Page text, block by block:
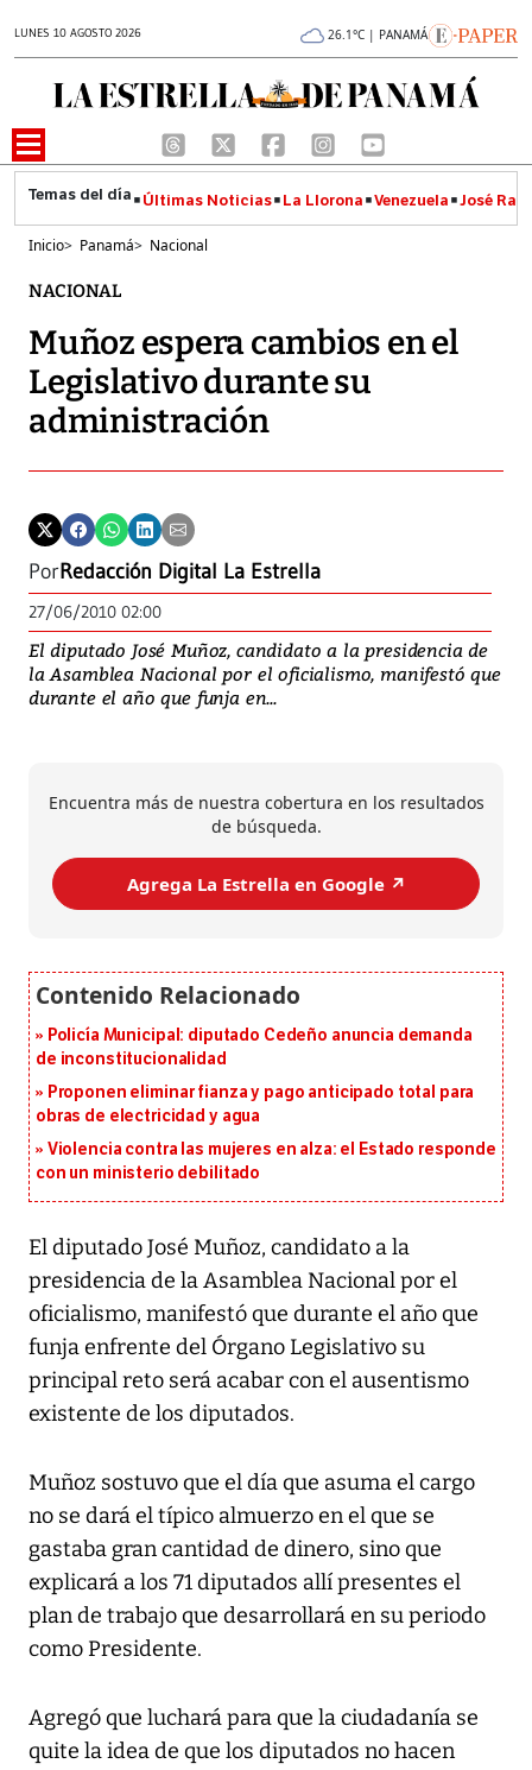
LUNES 10 AGOSTO 2026 26.1°C | PANAMÁ
Últimas Noticias La Llorona Venezuela José
Inicio> Panamá> Nacional
NACIONAL
Muñoz espera cambios en el
Legislativo durante su
administración
PorRedacción Digital La Estrella
27/06/2010 02:00
El diputado José Muñoz, candidato a la presidencia de
la Asamblea Nacional por el oficialismo, manifestó que
durante el año que funja en...
Encuentra más de nuestra cobertura en los resultados
de búsqueda.
Agrega La Estrella en Google ↗️
Policía Municipal: diputado Cedeño anuncia demanda
de inconstitucionalidad
Proponen eliminar fianza y pago anticipado total para
obras de electricidad y agua
Violencia contra las mujeres en alza: el Estado responde
con un ministerio debilitado
El diputado José Muñoz, candidato a la
presidencia de la Asamblea Nacional por el
oficialismo, manifestó que durante el año que
funja enfrente del Órgano Legislativo su
principal reto será acabar con el ausentismo
existente de los diputados.
Muñoz sostuvo que el día que asuma el cargo
no se dará el típico almuerzo en el que se
gastaba gran cantidad de dinero, sino que
explicará a los 71 diputados allí presentes el
plan de trabajo que desarrollará en su periodo
como Presidente.
Agregó que luchará para que la ciudadanía se
quite la idea de que los diputados no hacen